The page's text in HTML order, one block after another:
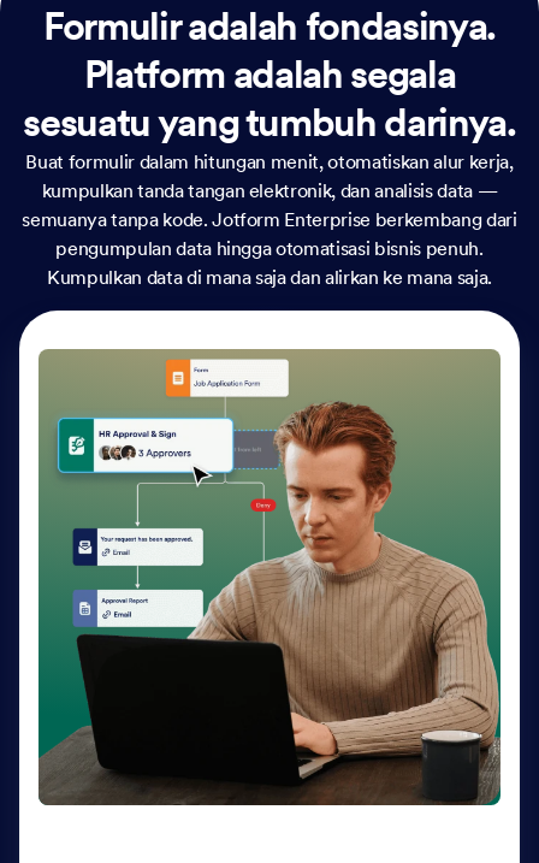
Formulir adalah fondasinya.
Platform adalah segala
sesuatu yang tumbuh darinya.
Buat formulir dalam hitungan menit, otomatiskan alur kerja,
kumpulkan tanda tangan elektronik, dan analisis data —
semuanya tanpa kode. Jotform Enterprise berkembang dari
pengumpulan data hingga otomatisasi bisnis penuh.
Kumpulkan data di mana saja dan alirkan ke mana saja.
Agen AI
Berikan layanan pelanggan yang dipersonalisasi 24-7
dengan Agen AI. Optimalkan sumber daya dukungan,
perpendek waktu respons, dan tingkatkan
pengalaman pelanggan melalui berbagai saluran —